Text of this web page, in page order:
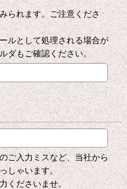
られます。ご注意くださ
ルとして処理される場合が
ダもご確認ください。
ご入力ミスなど、当社から
しゃいます。
くださいませ。